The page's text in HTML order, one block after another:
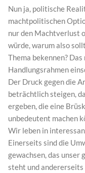
Nun ja, politische
machtpolitischen
nur den Machtverlust
würde, warum also
Thema bekennen?
Handlungsrahmen
Der Druck gegen die
beträchtlich steigen,
ergeben, die eine
unbedeutent machen
Wir leben in
Einerseits sind die
gewachsen, das unser
steht und